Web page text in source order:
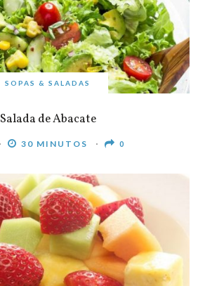
SOPAS & SALADAS
Salada de Abacate
30 MINUTOS 0